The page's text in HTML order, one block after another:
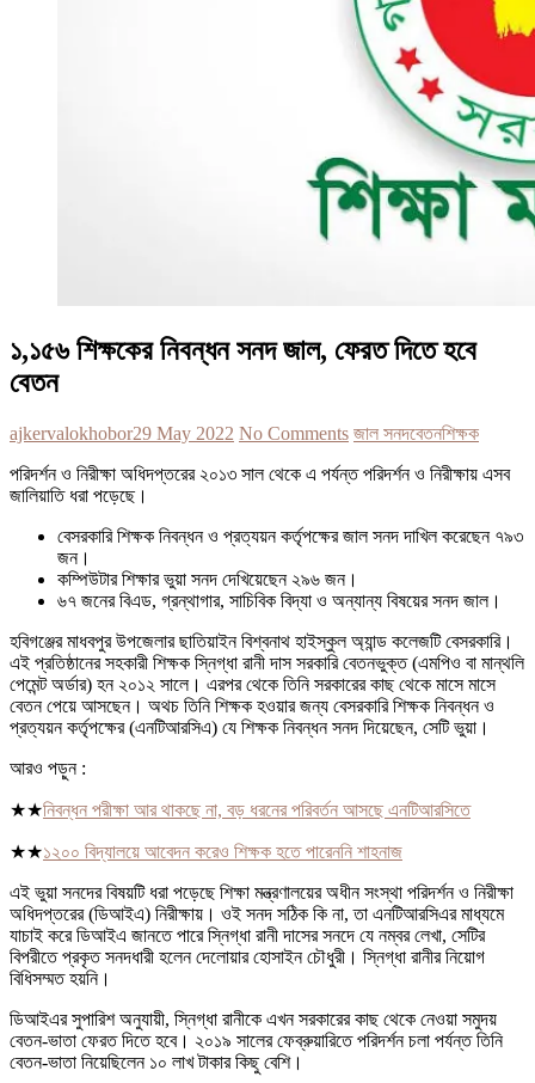
১,১৫৬ শিক্ষকের নিবন্ধন সনদ জাল, ফেরত দিতে হবে
বেতন
ajkervalokhobor29 May 2022 No Comments জাল সনদবেতনশিক্ষক
পরিদর্শন ও নিরীক্ষা অধিদপ্তরের ২০১৩ সাল থেকে এ পর্যন্ত পরিদর্শন ও নিরীক্ষায় এসব
জালিয়াতি ধরা পড়েছে।
বেসরকারি শিক্ষক নিবন্ধন ও প্রত্যয়ন কর্তৃপক্ষের জাল সনদ দাখিল করেছেন ৭৯৩
জন।
কম্পিউটার শিক্ষার ভুয়া সনদ দেখিয়েছেন ২৯৬ জন।
৬৭ জনের বিএড, গ্রন্থাগার, সাচিবিক বিদ্যা ও অন্যান্য বিষয়ের সনদ জাল।
হবিগঞ্জের মাধবপুর উপজেলার ছাতিয়াইন বিশ্বনাথ হাইস্কুল অ্যান্ড কলেজটি বেসরকারি।
এই প্রতিষ্ঠানের সহকারী শিক্ষক স্নিগ্ধা রানী দাস সরকারি বেতনভুক্ত (এমপিও বা মান্থলি
পেমেন্ট অর্ডার) হন ২০১২ সালে। এরপর থেকে তিনি সরকারের কাছ থেকে মাসে মাসে
বেতন পেয়ে আসছেন। অথচ তিনি শিক্ষক হওয়ার জন্য বেসরকারি শিক্ষক নিবন্ধন ও
প্রত্যয়ন কর্তৃপক্ষের (এনটিআরসিএ) যে শিক্ষক নিবন্ধন সনদ দিয়েছেন, সেটি ভুয়া।
আরও পড়ুন :
★★নিবন্ধন পরীক্ষা আর থাকছে না, বড় ধরনের পরিবর্তন আসছে এনটিআরসিতে
★★১২০০ বিদ্যালয়ে আবেদন করেও শিক্ষক হতে পারেননি শাহনাজ
এই ভুয়া সনদের বিষয়টি ধরা পড়েছে শিক্ষা মন্ত্রণালয়ের অধীন সংস্থা পরিদর্শন ও নিরীক্ষা
অধিদপ্তরের (ডিআইএ) নিরীক্ষায়। ওই সনদ সঠিক কি না, তা এনটিআরসিএর মাধ্যমে
যাচাই করে ডিআইএ জানতে পারে স্নিগ্ধা রানী দাসের সনদে যে নম্বর লেখা, সেটির
বিপরীতে প্রকৃত সনদধারী হলেন দেলোয়ার হোসাইন চৌধুরী। স্নিগ্ধা রানীর নিয়োগ
বিধিসম্মত হয়নি।
ডিআইএর সুপারিশ অনুযায়ী, স্নিগ্ধা রানীকে এখন সরকারের কাছ থেকে নেওয়া সমুদয়
বেতন-ভাতা ফেরত দিতে হবে। ২০১৯ সালের ফেব্রুয়ারিতে পরিদর্শন চলা পর্যন্ত তিনি
বেতন-ভাতা নিয়েছিলেন ১০ লাখ টাকার কিছু বেশি।